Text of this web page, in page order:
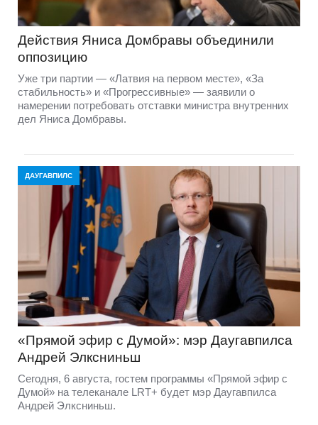
Действия Яниса Домбравы объединили
оппозицию
Уже три партии — «Латвия на первом месте», «За
стабильность» и «Прогрессивные» — заявили о
намерении потребовать отставки министра внутренних
дел Яниса Домбравы.
ДАУГАВПИЛС
«Прямой эфир с Думой»: мэр Даугавпилса
Андрей Элксниньш
Сегодня, 6 августа, гостем программы «Прямой эфир с
Думой» на телеканале LRT+ будет мэр Даугавпилса
Андрей Элксниньш.